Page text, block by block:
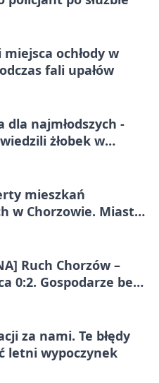
ochłody w
fali upałów
dla najmłodszych -
żłobek w
mieszkań
w Chorzowie. Miasto
Ruch Chorzów –
0:2. Gospodarze bez
za nami. Te błędy
letni wypoczynek